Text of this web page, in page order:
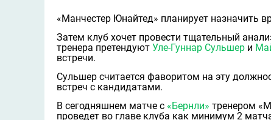
«Манчестер Юнайтед» планирует назначить
Затем клуб хочет провести тщательный
тренера претендуют Уле-Гуннар Сульшер и
встречи.
Сульшер считается фаворитом на эту
встреч с кандидатами.
В сегодняшнем матче с «Бернли» тренером
проведет во главе клуба как минимум 2